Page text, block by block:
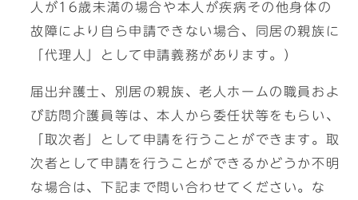
人が16歳未満の場合や本人が疾病その他身体の
故障により自ら申請できない場合、同居の親族に
「代理人」として申請義務があります。）
届出弁護士、別居の親族、老人ホームの職員およ
び訪問介護員等は、本人から委任状等をもらい、
「取次者」として申請を行うことができます。取
次者として申請を行うことができるかどうか不明
な場合は、下記まで問い合わせてください。な